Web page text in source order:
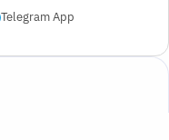
Telegram App